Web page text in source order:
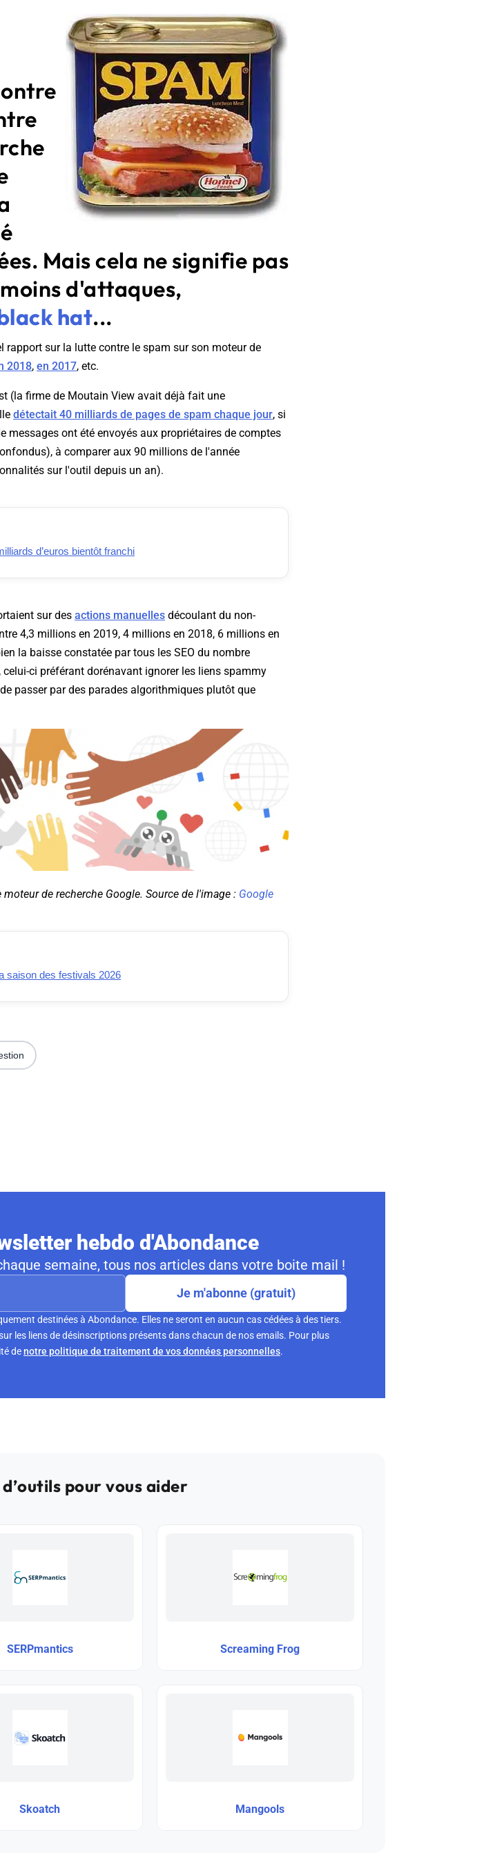
Mais cela ne signifie pas
d'attaques,
hat...
rapport sur la lutte contre le spam sur son moteur de
2018, en 2017, etc.
(la firme de Moutain View avait déjà fait une
détectait 40 milliards de pages de spam chaque jour, si
messages ont été envoyés aux propriétaires de comptes
à comparer aux 90 millions de l'année
sur l'outil depuis un an).
d’euros bientôt franchi
sur des actions manuelles découlant du non-
4,3 millions en 2019, 4 millions en 2018, 6 millions en
la baisse constatée par tous les SEO du nombre
ci préférant dorénavant ignorer les liens spammy
passer par des parades algorithmiques plutôt que
de recherche Google. Source de l'image : Google
saison des festivals 2026
hebdo d'Abondance
semaine, tous nos articles dans votre boite mail !
Je m'abonne (gratuit)
destinées à Abondance. Elles ne seront en aucun cas cédées à des tiers.
les liens de désinscriptions présents dans chacun de nos emails. Pour plus
denotre politique de traitement de vos données personnelles.
pour vous aider
SERPmantics Screaming Frog
Skoatch Mangools